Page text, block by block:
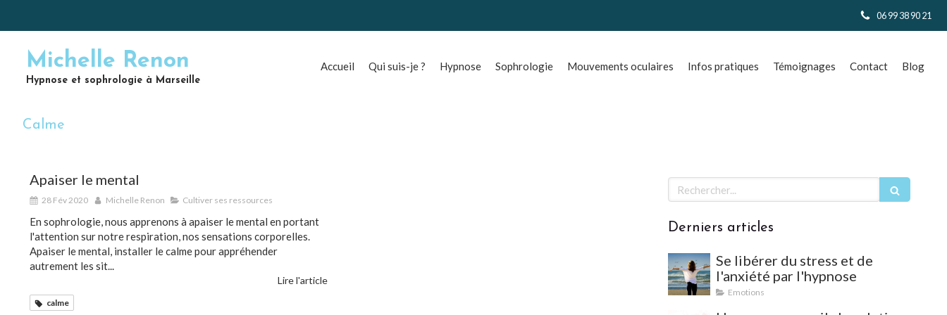
06 99 38 90 21
Accueil Qui suis-je ? Hypnose Sophrologie Mouvements oculaires Infos pratiques Témoignages Contact Blog
Michelle Renon
Hypnose et sophrologie à Marseille
Calme
Apaiser le mental
28 Fév 2020 Michelle Renon Cultiver ses ressources
En sophrologie, nous apprenons à apaiser le mental en portant
l'attention sur notre respiration, nos sensations corporelles.
Apaiser le mental, installer le calme pour appréhender
autrement les sit...
Lire l'article
calme
Rechercher
Derniers articles
Se libérer du stress et de
l'anxiété par l'hypnose
Emotions